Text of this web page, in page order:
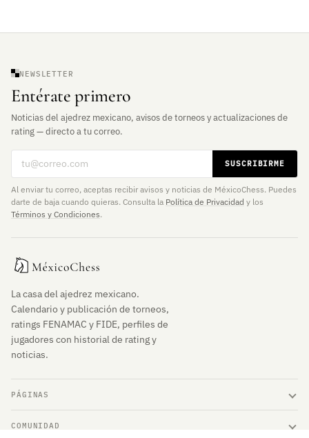
NEWSLETTER
Entérate primero
Noticias del ajedrez mexicano, avisos de torneos y actualizaciones de
rating — directo a tu correo.
SUSCRIBIRME
Al enviar tu correo, aceptas recibir avisos y noticias de MéxicoChess. Puedes
darte de baja cuando quieras. Consulta la Política de Privacidad y los
Términos y Condiciones.
La casa del ajedrez mexicano.
Calendario y publicación de torneos,
ratings FENAMAC y FIDE, perfiles de
jugadores con historial de rating y
noticias.
PÁGINAS
COMUNIDAD